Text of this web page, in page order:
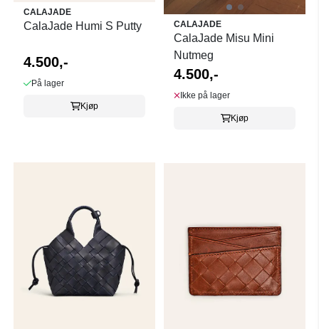
CALAJADE
CalaJade Humi S Putty
4.500,-
På lager
Kjøp
CALAJADE
CalaJade Misu Mini
Nutmeg
4.500,-
Ikke på lager
Kjøp